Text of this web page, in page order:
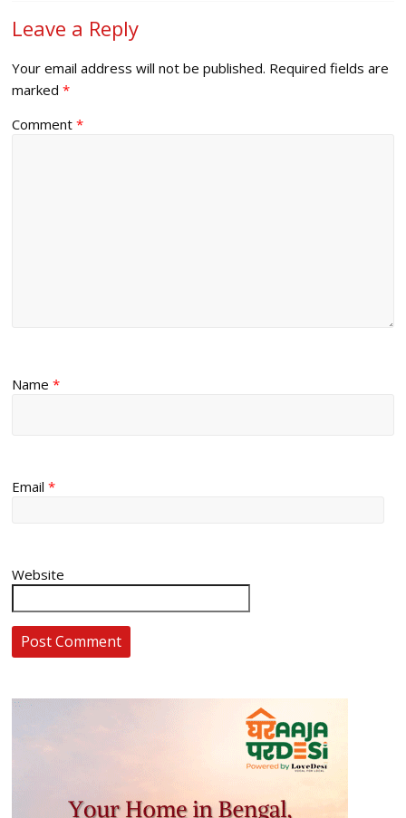
Leave a Reply
Your email address will not be published. Required fields are
marked*
Comment*
Name*
Email*
Website